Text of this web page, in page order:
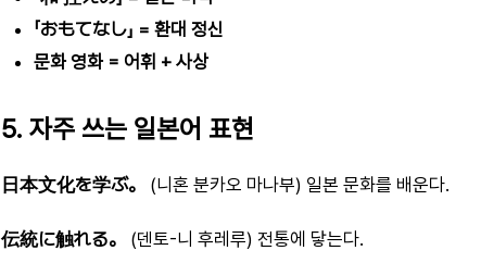
「おもてなし」 = 환대 정신
문화 영화 = 어휘 + 사상
5. 자주 쓰는 일본어 표현
日本文化を学ぶ。 (니혼 분카오 마나부) 일본 문화를 배운다.
伝統に触れる。 (덴토-니 후레루) 전통에 닿는다.